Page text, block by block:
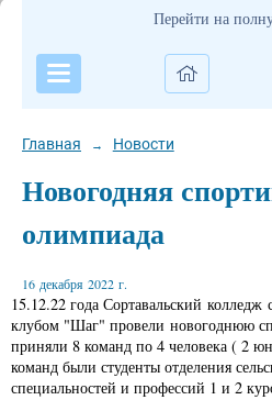
Перейти на
Главная → Новости
Новогодняя
олимпиада
16 декабря 2022 г.
15.12.22 года Сортавальский
клубом "Шаг" провели новогоднюю
приняли 8 команд по 4 человека ( 2
команд были студенты отделения
специальностей и профессий 1 и 2